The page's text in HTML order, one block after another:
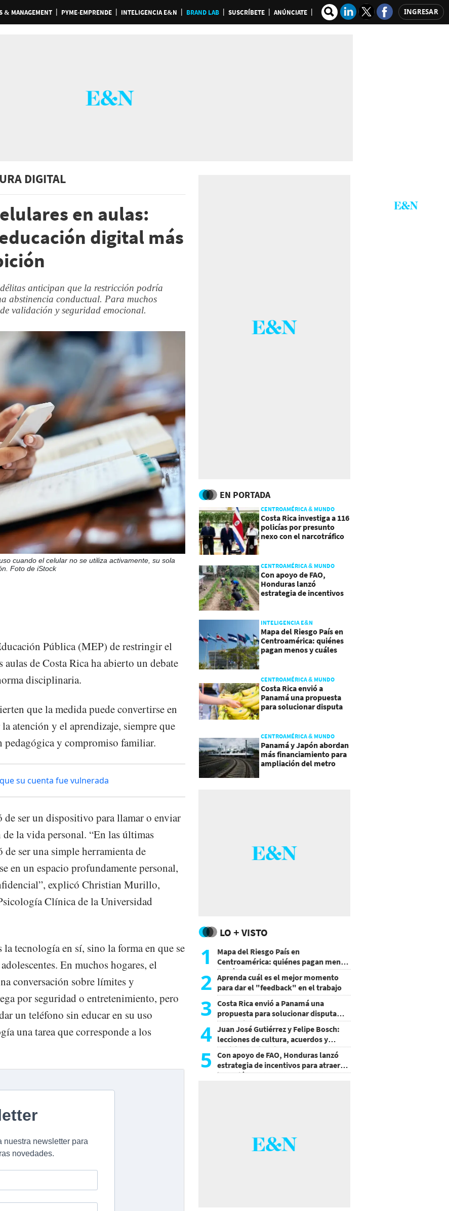
& MANAGEMENT PYME-EMPRENDE INTELIGENCIA E&N BRAND LAB SUSCRÍBETE ANÚNCIATE INGRESAR
DIGITAL
en aulas:
digital más
anticipan que la restricción podría
abstinencia conductual. Para muchos
validación y seguridad emocional.
cuando el celular no se utiliza activamente, su sola
Foto de iStock
Pública (MEP) de restringir el
aulas de Costa Rica ha abierto un debate
disciplinaria.
que la medida puede convertirse en
atención y el aprendizaje, siempre que
pedagógica y compromiso familiar.
su cuenta fue vulnerada
de ser un dispositivo para llamar o enviar
la vida personal. “En las últimas
ser una simple herramienta de
en un espacio profundamente personal,
explicó Christian Murillo,
Clínica de la Universidad
tecnología en sí, sino la forma en que se
En muchos hogares, el
conversación sobre límites y
por seguridad o entretenimiento, pero
un teléfono sin educar en su uso
una tarea que corresponde a los
EN PORTADA
CENTROAMÉRICA & MUNDO
Costa Rica investiga a 116
policías por presunto
nexo con el narcotráfico
CENTROAMÉRICA & MUNDO
Con apoyo de FAO,
Honduras lanzó
estrategia de incentivos
INTELIGENCIA E&N
Mapa del Riesgo País en
Centroamérica: quiénes
pagan menos y cuáles
CENTROAMÉRICA & MUNDO
Costa Rica envió a
Panamá una propuesta
para solucionar disputa
CENTROAMÉRICA & MUNDO
Panamá y Japón abordan
más financiamiento para
ampliación del metro
LO + VISTO
1
Mapa del Riesgo País en
Centroamérica: quiénes pagan menos
y cuáles mejoraron
2 Aprenda cuál es el mejor momento
para dar el "feedback" en el trabajo
3 Costa Rica envió a Panamá una
propuesta para solucionar disputa
comercial
4 Juan José Gutiérrez y Felipe Bosch:
lecciones de cultura, acuerdos y
decisiones sin miedo
5
Con apoyo de FAO, Honduras lanzó
estrategia de incentivos para atraer
inversión al agro